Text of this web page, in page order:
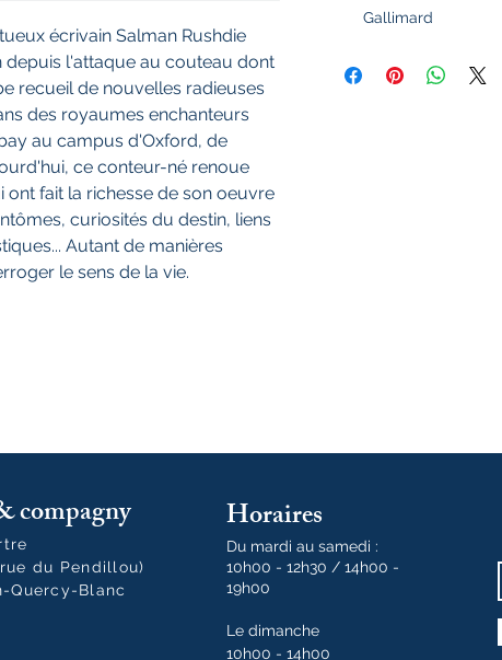
écrivain Salman Rushdie
depuis l'attaque au couteau dont
recueil de nouvelles radieuses
des royaumes enchanteurs
au campus d'Oxford, de
ce conteur-né renoue
fait la richesse de son oeuvre
curiosités du destin, liens
Autant de manières
le sens de la vie.
Gallimard
compagny
du Pendillou)
Quercy-Blanc
Horaires
Du mardi au samedi :
10h00 - 12h30 / 14h00 -
19h00
Le dimanche
10h00 - 14h00